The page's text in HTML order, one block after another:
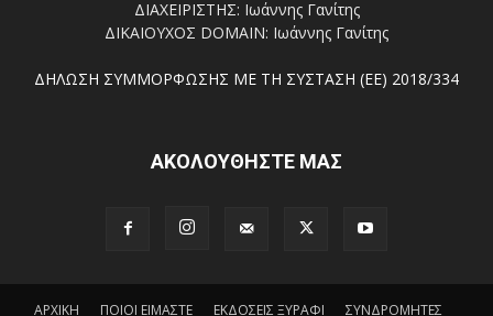
ΔΙΑΧΕΙΡΙΣΤΗΣ: Ιωάννης Γανίτης
ΔΙΚΑΙΟΥΧΟΣ DOMAIN: Ιωάννης Γανίτης
ΔΗΛΩΣΗ ΣΥΜΜΟΡΦΩΣΗΣ ΜΕ ΤΗ ΣΥΣΤΑΣΗ (ΕΕ) 2018/334
ΑΚΟΛΟΥΘΗΣΤΕ ΜΑΣ
ΑΡΧΙΚΗ ΠΟΙΟΙ ΕΙΜΑΣΤΕ ΕΚΔΟΣΕΙΣ ΞΥΡΑΦΙ ΣΥΝΔΡΟΜΗΤΕΣ